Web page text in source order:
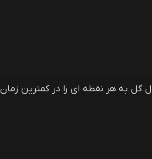
است که با دارا بودن بیش از 40 نمایندگی در سطح کشور، ارسال گل به هر نقطه ای را در کمترین زمان